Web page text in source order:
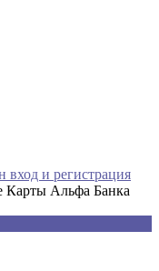
вход и регистрация
Карты Альфа Банка